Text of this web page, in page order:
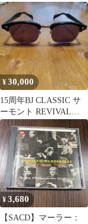
ンコート
¥30,000
15周年BJ CLASSIC サ
ーモント REVIVAL
EDITION 完備品
¥3,680
【SACD】マーラー：